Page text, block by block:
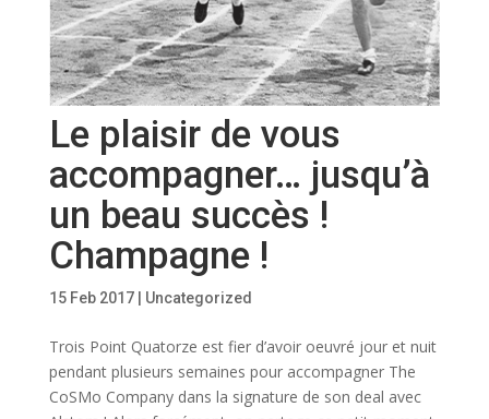
Le plaisir de vous
accompagner… jusqu’à
un beau succès !
Champagne !
15 Feb 2017| Uncategorized
Trois Point Quatorze est fier d’avoir oeuvré jour et nuit
pendant plusieurs semaines pour accompagner The
CoSMo Company dans la signature de son deal avec